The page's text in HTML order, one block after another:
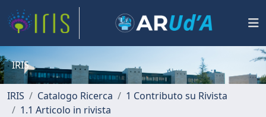
IRIS
IRIS Catalogo Ricerca
1 Contributo su Rivista
1.1 Articolo in rivista